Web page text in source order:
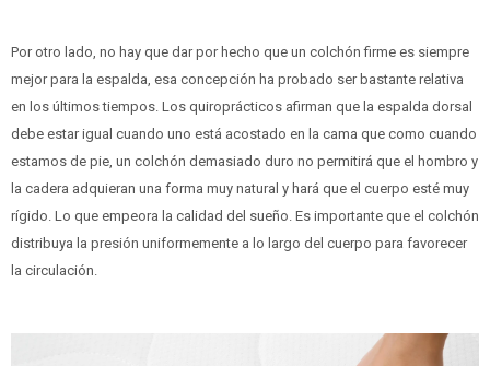
Por otro lado, no hay que dar por hecho que un colchón firme es siempre
mejor para la espalda, esa concepción ha probado ser bastante relativa
en los últimos tiempos. Los quiroprácticos afirman que la espalda dorsal
debe estar igual cuando uno está acostado en la cama que como cuando
estamos de pie, un colchón demasiado duro no permitirá que el hombro y
la cadera adquieran una forma muy natural y hará que el cuerpo esté muy
rígido. Lo que empeora la calidad del sueño. Es importante que el colchón
distribuya la presión uniformemente a lo largo del cuerpo para favorecer
la circulación.